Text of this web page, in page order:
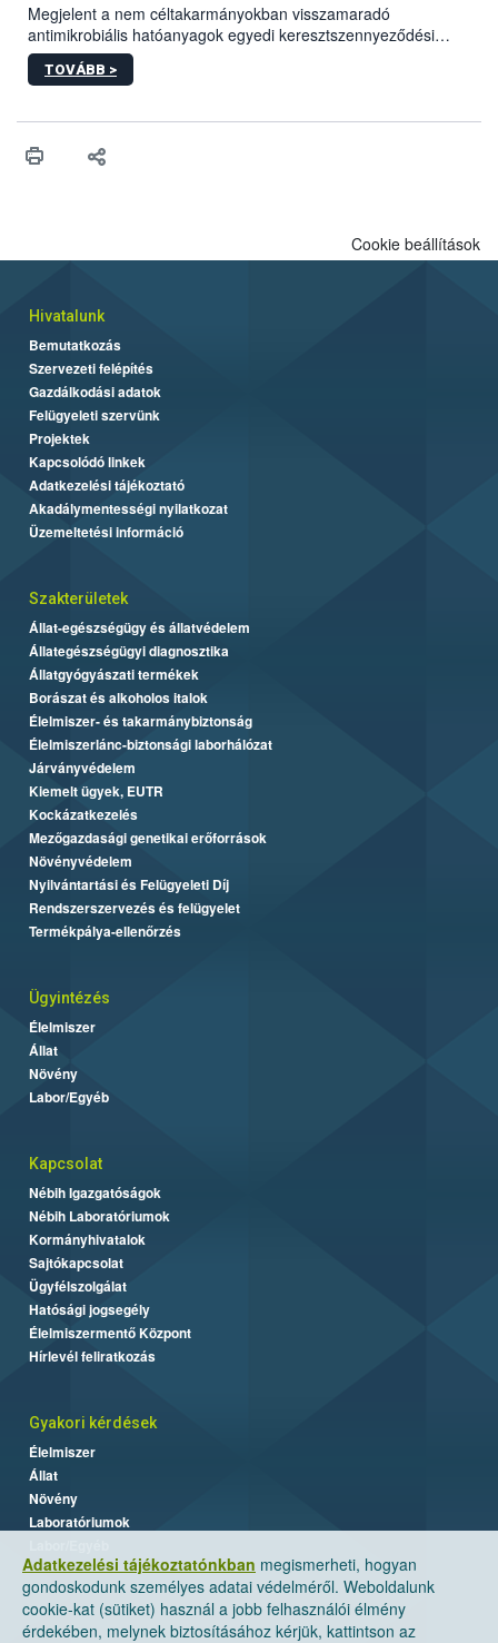
Megjelent a nem céltakarmányokban visszamaradó
antimikrobiális hatóanyagok egyedi keresztszennyeződési
határértékeinek és ezen anyagokra vonatkozó analitikai
módszerek megállapításáról szóló EU rendelet.
TOVÁBB >
Adatkezelési tájékoztatónkban megismerheti, hogyan
gondoskodunk személyes adatai védelméről. Weboldalunk
cookie-kat (sütiket) használ a jobb felhasználói élmény
érdekében, melynek biztosításához kérjük, kattintson az
Cookie beállítások
Hivatalunk
Bemutatkozás
Szervezeti felépítés
Gazdálkodási adatok
Felügyeleti szervünk
Projektek
Kapcsolódó linkek
Adatkezelési tájékoztató
Akadálymentességi nyilatkozat
Üzemeltetési információ
Szakterületek
Állat-egészségügy és állatvédelem
Állategészségügyi diagnosztika
Állatgyógyászati termékek
Borászat és alkoholos italok
Élelmiszer- és takarmánybiztonság
Élelmiszerlánc-biztonsági laborhálózat
Járványvédelem
Kiemelt ügyek, EUTR
Kockázatkezelés
Mezőgazdasági genetikai erőforrások
Növényvédelem
Nyilvántartási és Felügyeleti Díj
Rendszerszervezés és felügyelet
Termékpálya-ellenőrzés
Ügyintézés
Élelmiszer
Állat
Növény
Labor/Egyéb
Kapcsolat
Nébih Igazgatóságok
Nébih Laboratóriumok
Kormányhivatalok
Sajtókapcsolat
Ügyfélszolgálat
Hatósági jogsegély
Élelmiszermentő Központ
Hírlevél feliratkozás
Gyakori kérdések
Élelmiszer
Állat
Növény
Laboratóriumok